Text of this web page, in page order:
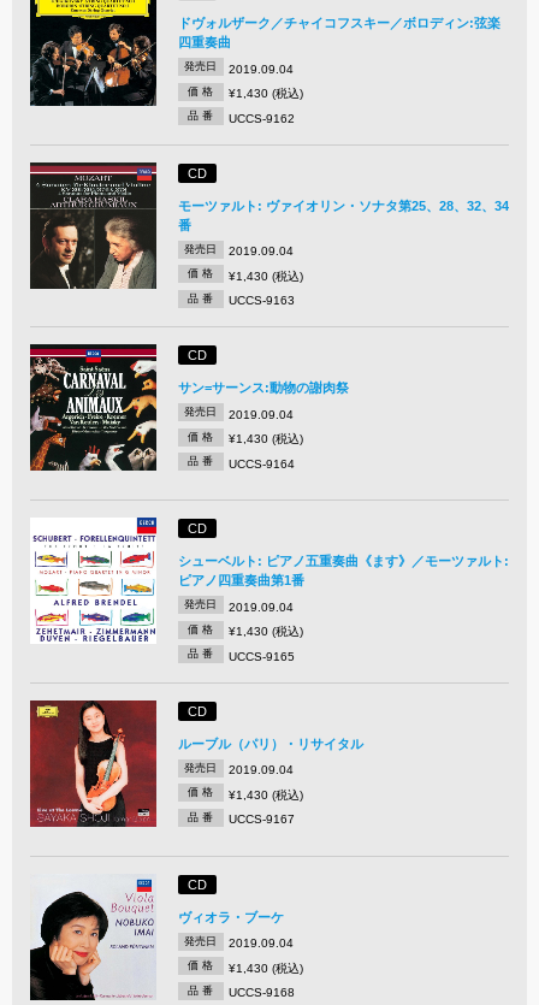
ドヴォルザーク／チャイコフスキー／ボロディン:弦楽
四重奏曲
発売日 2019.09.04
価 格 ¥1,430 (税込)
品 番 UCCS-9162
CD
モーツァルト: ヴァイオリン・ソナタ第25、28、32、34
番
発売日 2019.09.04
価 格 ¥1,430 (税込)
品 番 UCCS-9163
CD
サン=サーンス:動物の謝肉祭
発売日 2019.09.04
価 格 ¥1,430 (税込)
品 番 UCCS-9164
CD
シューベルト: ピアノ五重奏曲《ます》／モーツァルト:
ピアノ四重奏曲第1番
発売日 2019.09.04
価 格 ¥1,430 (税込)
品 番 UCCS-9165
CD
ルーブル（パリ）・リサイタル
発売日 2019.09.04
価 格 ¥1,430 (税込)
品 番 UCCS-9167
CD
ヴィオラ・ブーケ
発売日 2019.09.04
価 格 ¥1,430 (税込)
品 番 UCCS-9168